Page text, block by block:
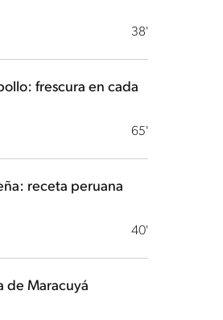
38'
65'
frescura en cada
40'
receta peruana
de Maracuyá